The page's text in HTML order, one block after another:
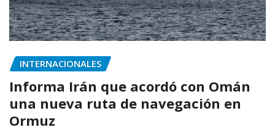
INTERNACIONALES
Informa Irán que acordó con Omán
una nueva ruta de navegación en
Ormuz